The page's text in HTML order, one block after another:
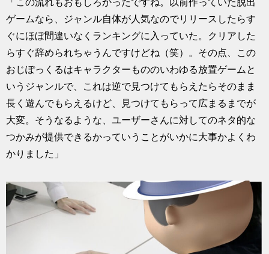
「この流れもおもしろかったですね。以前作っていた脱出
ゲームなら、ジャンル自体が人気なのでリリースしたらす
ぐにほぼ間違いなくランキングに入っていた。クリアした
らすぐ辞められちゃうんですけどね（笑）。その点、この
おじぽっくるはキャラクターもののいわゆる放置ゲームと
いうジャンルで、これは逆で見つけてもらえたらそのまま
長く遊んでもらえるけど、見つけてもらって広まるまでが
大変。そうなるような、ユーザーさんに対してのネタ的な
つかみが提供できるかっていうことがいかに大事かよくわ
かりました」